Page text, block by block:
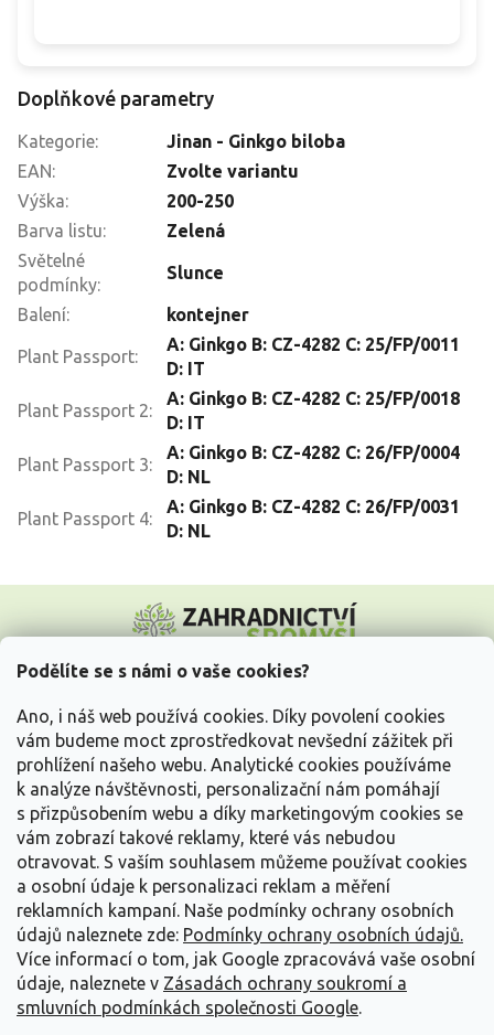
Podělíte se s námi o vaše cookies?
Ano, i náš web používá cookies. Díky povolení cookies
vám budeme moct zprostředkovat nevšední zážitek při
prohlížení našeho webu. Analytické cookies používáme
k analýze návštěvnosti, personalizační nám pomáhají
s přizpůsobením webu a díky marketingovým cookies se
vám zobrazí takové reklamy, které vás nebudou
otravovat. S vaším souhlasem můžeme používat cookies
a osobní údaje k personalizaci reklam a měření
reklamních kampaní. Naše podmínky ochrany osobních
údajů naleznete zde: Podmínky ochrany osobních údajů.
Více informací o tom, jak Google zpracovává vaše osobní
údaje, naleznete v Zásadách ochrany soukromí a
smluvních podmínkách společnosti Google.
Doplňkové parametry
Kategorie:
Jinan - Ginkgo biloba
EAN:
Zvolte variantu
Výška:
200-250
Barva listu:
Zelená
Světelné
podmínky:
Slunce
Balení: kontejner
Plant Passport:
A: Ginkgo B: CZ-4282 C: 25/FP/0011
D: IT
Plant Passport 2:
A: Ginkgo B: CZ-4282 C: 25/FP/0018
D: IT
Plant Passport 3:
A: Ginkgo B: CZ-4282 C: 26/FP/0004
D: NL
Plant Passport 4:
A: Ginkgo B: CZ-4282 C: 26/FP/0031
D: NL
p
Vše o nákupu
Informace pro Vás
Kontakujte nás